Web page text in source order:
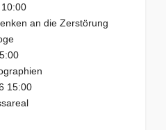
an die Zerstörung
15:00